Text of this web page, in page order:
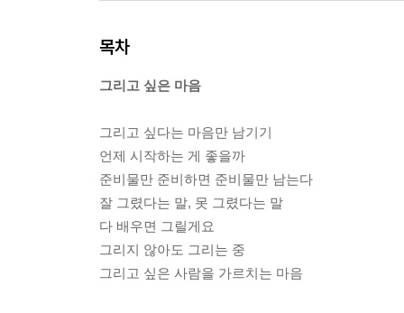
목차
그리고 싶은 마음
그리고 싶다는 마음만 남기기
언제 시작하는 게 좋을까
준비물만 준비하면 준비물만 남는다
잘 그렸다는 말, 못 그렸다는 말
다 배우면 그릴게요
그리지 않아도 그리는 중
그리고 싶은 사람을 가르치는 마음